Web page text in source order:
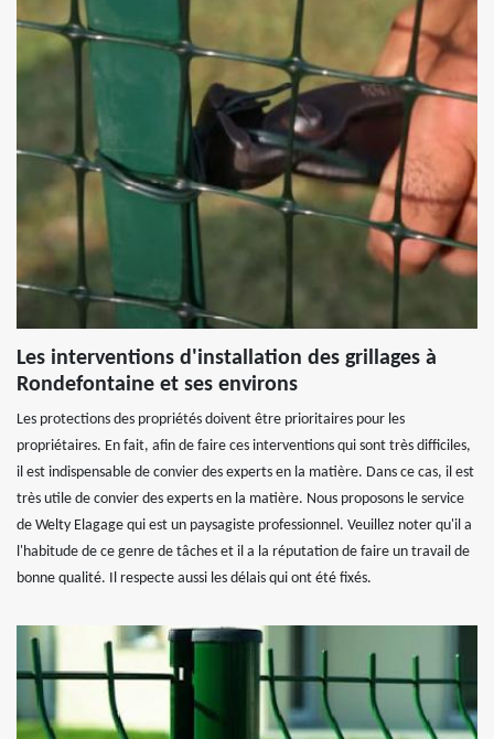
Les interventions d'installation des grillages à
Rondefontaine et ses environs
Les protections des propriétés doivent être prioritaires pour les
propriétaires. En fait, afin de faire ces interventions qui sont très difficiles,
il est indispensable de convier des experts en la matière. Dans ce cas, il est
très utile de convier des experts en la matière. Nous proposons le service
de Welty Elagage qui est un paysagiste professionnel. Veuillez noter qu'il a
l'habitude de ce genre de tâches et il a la réputation de faire un travail de
bonne qualité. Il respecte aussi les délais qui ont été fixés.